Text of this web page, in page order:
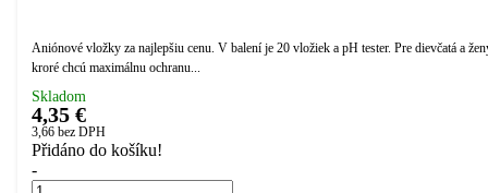
Aniónové vložky za najlepšiu cenu. V balení je 20 vložiek a pH tester. Pre dievčatá a
kroré chcú maximálnu ochranu...
Skladom
4,35 €
3,66 bez DPH
Přidáno do košíku!
-